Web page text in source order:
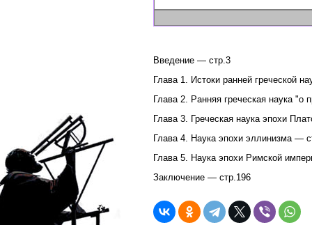
Введение — стр.3
Глава 1. Истоки ранней греческой
Глава 2. Ранняя греческая наука "о
Глава 3. Греческая наука эпохи
Глава 4. Наука эпохи эллинизма —
Глава 5. Наука эпохи Римской
Заключение — стр.196